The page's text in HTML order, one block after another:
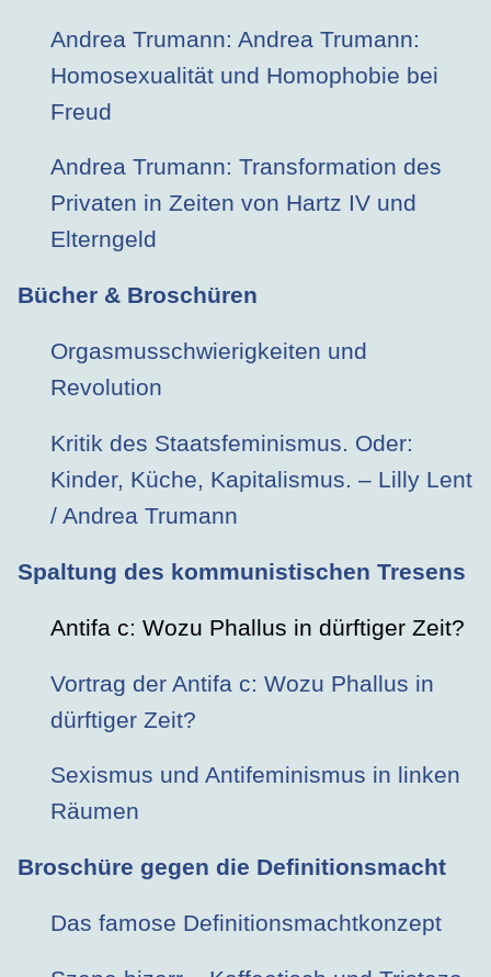
Andrea Trumann: Andrea Trumann:
Homosexualität und Homophobie bei
Freud
Andrea Trumann: Transformation des
Privaten in Zeiten von Hartz IV und
Elterngeld
Bücher & Broschüren
Orgasmusschwierigkeiten und
Revolution
Kritik des Staatsfeminismus. Oder:
Kinder, Küche, Kapitalismus. – Lilly Lent
/ Andrea Trumann
Spaltung des kommunistischen Tresens
Antifa c: Wozu Phallus in dürftiger Zeit?
Vortrag der Antifa c: Wozu Phallus in
dürftiger Zeit?
Sexismus und Antifeminismus in linken
Räumen
Broschüre gegen die Definitionsmacht
Das famose Definitionsmachtkonzept